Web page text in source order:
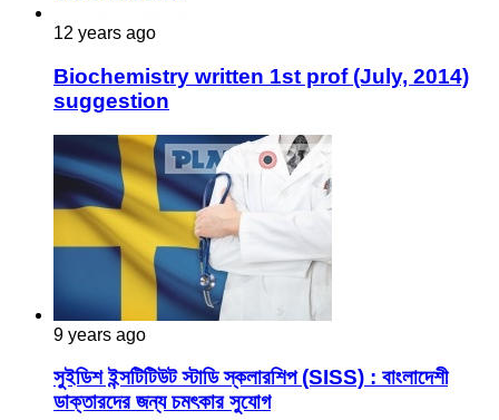
12 years ago
Biochemistry written 1st prof (July, 2014)
suggestion
9 years ago
সুইডিশ ইন্সটিটিউট স্টাডি স্কলারশিপ (SISS) : বাংলাদেশী
ডাক্তারদের জন্য চমৎকার সুযোগ